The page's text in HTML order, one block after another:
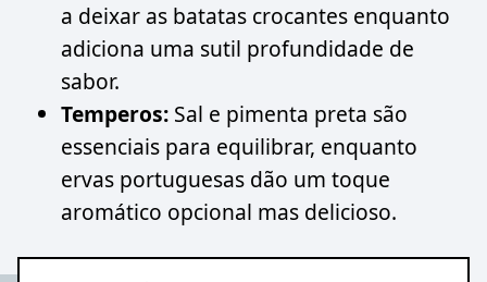
a deixar as batatas crocantes enquanto
adiciona uma sutil profundidade de
sabor.
Temperos: Sal e pimenta preta são
essenciais para equilibrar, enquanto
ervas portuguesas dão um toque
aromático opcional mas delicioso.